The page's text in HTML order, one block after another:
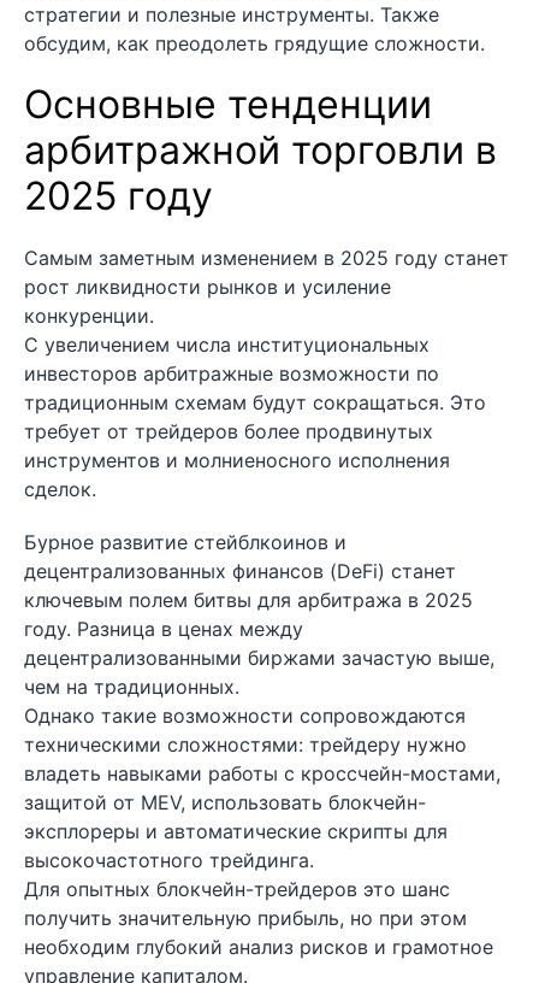
стратегии и полезные инструменты. Также
обсудим, как преодолеть грядущие сложности.
Основные тенденции
арбитражной торговли в
2025 году
Самым заметным изменением в 2025 году станет
рост ликвидности рынков и усиление
конкуренции.
С увеличением числа институциональных
инвесторов арбитражные возможности по
традиционным схемам будут сокращаться. Это
требует от трейдеров более продвинутых
инструментов и молниеносного исполнения
сделок.
Бурное развитие стейблкоинов и
децентрализованных финансов (DeFi) станет
ключевым полем битвы для арбитража в 2025
году. Разница в ценах между
децентрализованными биржами зачастую выше,
чем на традиционных.
Однако такие возможности сопровождаются
техническими сложностями: трейдеру нужно
владеть навыками работы с кроссчейн-мостами,
защитой от MEV, использовать блокчейн-
эксплореры и автоматические скрипты для
высокочастотного трейдинга.
Для опытных блокчейн-трейдеров это шанс
получить значительную прибыль, но при этом
необходим глубокий анализ рисков и грамотное
управление капиталом.